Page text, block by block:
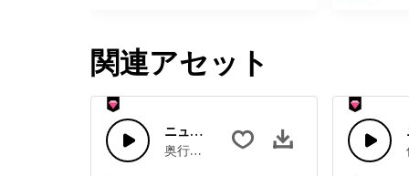
関連アセット
ニュースアイコン３
奥行きがあるようなイメージのアイコン